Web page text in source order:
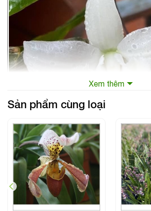
Trắng Hoàng Vôi
Xem thêm
Sản phẩm cùng loại